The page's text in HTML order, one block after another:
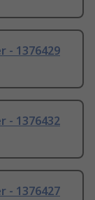
- 1376429
- 1376432
- 1376427